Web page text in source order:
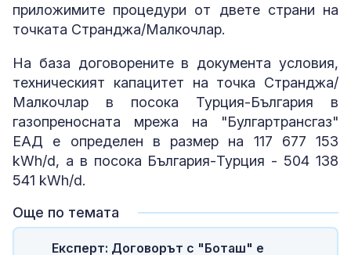
приложимите процедури от двете страни на
точката Странджа/Малкочлар.
На база договорените в документа условия,
техническият капацитет на точка Странджа/
Малкочлар в посока Турция-България в
газопреносната мрежа на "Булгартрансгаз"
ЕАД е определен в размер на 117 677 153
kWh/d, а в посока България-Турция - 504 138
541 kWh/d.
Още по темата
Експерт: Договорът с "Боташ" е